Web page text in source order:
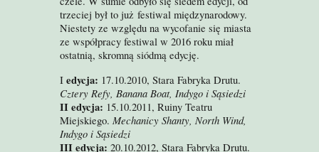
trzeciej był to już festiwal międzynarodowy.
Niestety ze względu na wycofanie się miasta
ze współpracy festiwal w 2016 roku miał
ostatnią, skromną siódmą edycję.
I edycja: 17.10.2010, Stara Fabryka Drutu.
Cztery Refy, Banana Boat, Indygo i Sąsiedzi
II edycja: 15.10.2011, Ruiny Teatru
Miejskiego. Mechanicy Shanty, North Wind,
Indygo i Sąsiedzi
III edycja: 20.10.2012, Stara Fabryka Drutu.